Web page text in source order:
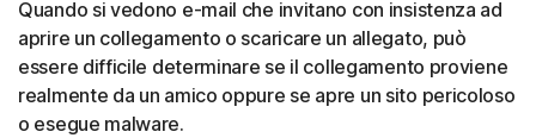
Quando si vedono e-mail che invitano con insistenza ad
aprire un collegamento o scaricare un allegato, può
essere difficile determinare se il collegamento proviene
realmente da un amico oppure se apre un sito pericoloso
o esegue malware.